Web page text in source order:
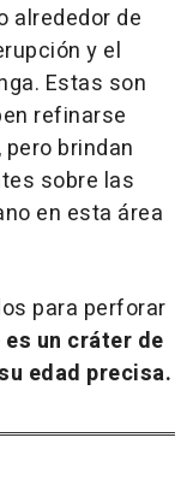
alrededor de
y el
Estas son
refinarse
brindan
sobre las
en esta área
para perforar
un cráter de
edad precisa.